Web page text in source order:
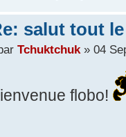
salut tout
Tchuktchuk» 04
flobo!